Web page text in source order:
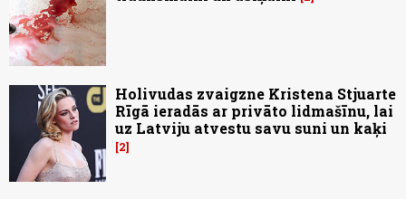
Holivudas zvaigzne Kristena Stjuarte
Rīgā ieradās ar privāto lidmašīnu, lai
uz Latviju atvestu savu suni un kaķi
2